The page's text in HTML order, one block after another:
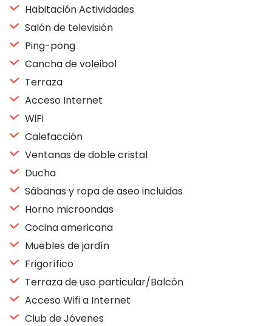
Habitación Actividades
Salón de televisión
Ping-pong
Cancha de voleibol
Terraza
Acceso Internet
WiFi
Calefacción
Ventanas de doble cristal
Ducha
Sábanas y ropa de aseo incluidas
Horno microondas
Cocina americana
Muebles de jardín
Frigorífico
Terraza de uso particular/Balcón
Acceso Wifi a Internet
Club de Jóvenes